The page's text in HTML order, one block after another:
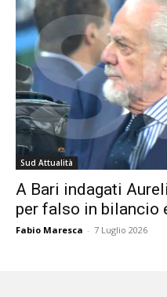
Sud Attualità
A Bari indagati
per falso in bilancio
Fabio Maresca - 7 Luglio 2026